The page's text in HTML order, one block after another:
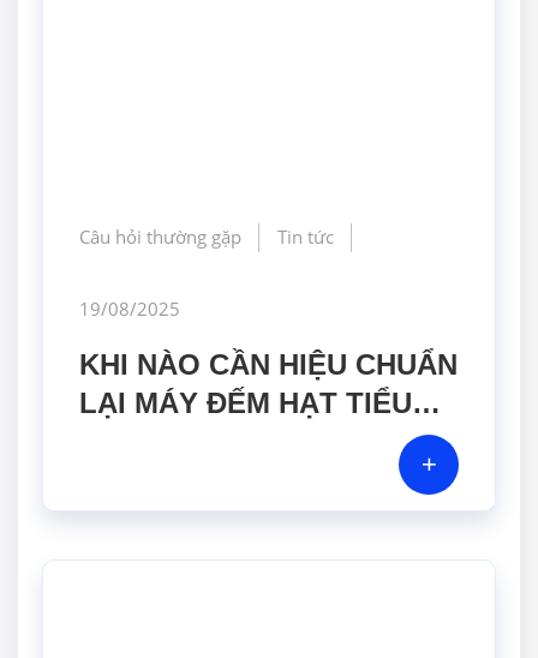
Câu hỏi thường gặp Tin tức
19/08/2025
KHI NÀO CẦN HIỆU CHUẨN
LẠI MÁY ĐẾM HẠT TIỂU
+